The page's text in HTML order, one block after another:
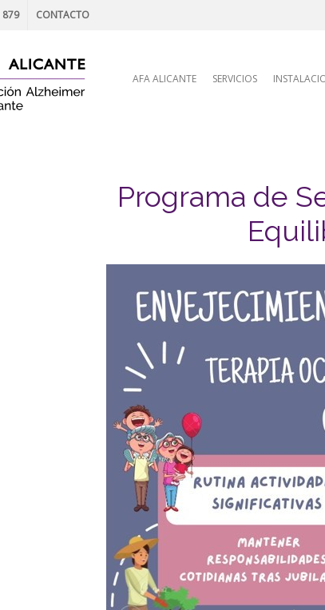
879 CONTACTO
AFA ALICANTE SERVICIOS
Programa de